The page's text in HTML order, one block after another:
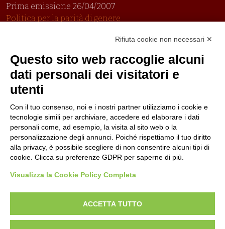
Prima emissione 26/04/2007
Politica per la parità di genere
Piè di pagina
Lavora con noi
Bandi
Amministrazione
trasparente
Rifiuta cookie non necessari ✕
Questo sito web raccoglie alcuni
dati personali dei visitatori e
utenti
Con il tuo consenso, noi e i nostri partner utilizziamo i cookie e
tecnologie simili per archiviare, accedere ed elaborare i dati
personali come, ad esempio, la visita al sito web o la
personalizzazione degli annunci. Poiché rispettiamo il tuo diritto
alla privacy, è possibile scegliere di non consentire alcuni tipi di
cookie. Clicca su preferenze GDPR per saperne di più.
Visualizza la Cookie Policy Completa
ACCETTA TUTTO